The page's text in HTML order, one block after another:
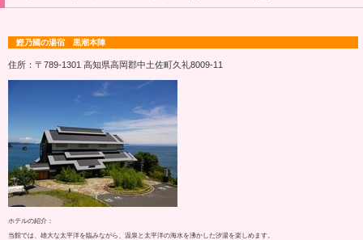
鰹乃國の湯宿 黒潮本陣
住所：〒789-1301 高知県高岡郡中土佐町久礼8009‐11
ホテルの紹介：
当館では、雄大な太平洋を臨みながら、温泉と太平洋の海水を沸かした汐湯を楽しめます。